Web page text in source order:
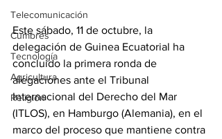
Telecomunicación
Cumbres
Tecnología
Agricultura
Religión
Este sábado, 11 de octubre, la
delegación de Guinea Ecuatorial ha
concluido la primera ronda de
alegaciones ante el Tribunal
Internacional del Derecho del Mar
(ITLOS), en Hamburgo (Alemania), en el
marco del proceso que mantiene contra